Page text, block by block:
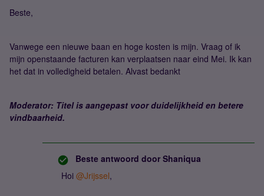
Beste,
Vanwege een nieuwe baan en hoge kosten is mijn. Vraag of ik
mijn openstaande facturen kan verplaatsen naar eind Mei. Ik kan
het dat in volledigheid betalen. Alvast bedankt
Moderator: Titel is aangepast voor duidelijkheid en betere
vindbaarheid.
Beste antwoord door Shaniqua
Hoi ​ @Jrijssel,